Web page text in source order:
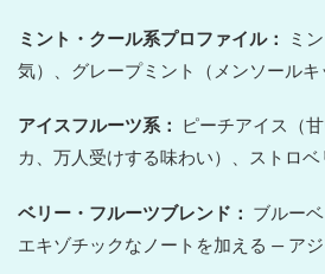
ミント・クール系プロファイル：
ミ
気）、グレープミント（メンソール
アイスフルーツ系：
ピーチアイス（
カ、万人受けする味わい）、ストロ
ベリー・フルーツブレンド： ブルー
エキゾチックなノートを加える — ア